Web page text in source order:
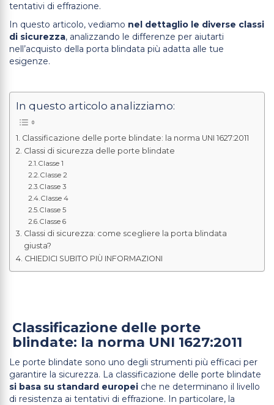
tentativi di effrazione.
In questo articolo, vediamo nel dettaglio le diverse classi
di sicurezza, analizzando le differenze per aiutarti
nell’acquisto della porta blindata più adatta alle tue
esigenze.
In questo articolo analizziamo:
Classificazione delle porte blindate: la norma UNI 1627:2011
Classi di sicurezza delle porte blindate
Classe 1
Classe 2
Classe 3
Classe 4
Classe 5
Classe 6
Classi di sicurezza: come scegliere la porta blindata
giusta?
CHIEDICI SUBITO PIÙ INFORMAZIONI
Classificazione delle porte
blindate: la norma UNI 1627:2011
Le porte blindate sono uno degli strumenti più efficaci per
garantire la sicurezza. La classificazione delle porte blindate
si basa su standard europei che ne determinano il livello
di resistenza ai tentativi di effrazione. In particolare, la